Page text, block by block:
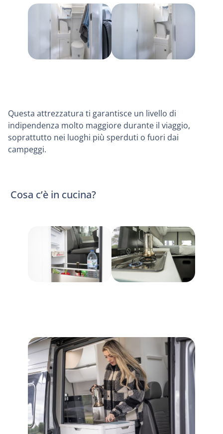
Questa attrezzatura ti garantisce un livello di
indipendenza molto maggiore durante il viaggio,
soprattutto nei luoghi più sperduti o fuori dai
campeggi.
Cosa c’è in cucina?